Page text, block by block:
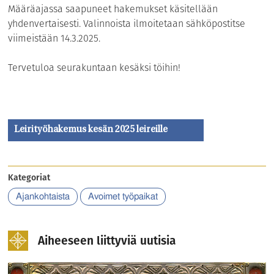
Määräajassa saapuneet hakemukset käsitellään
yhdenvertaisesti. Valinnoista ilmoitetaan sähköpostitse
viimeistään 14.3.2025.
Tervetuloa seurakuntaan kesäksi töihin!
Leirityöhakemus kesän 2025 leireille
Kategoriat
Ajankohtaista Avoimet työpaikat
Aiheeseen liittyviä uutisia